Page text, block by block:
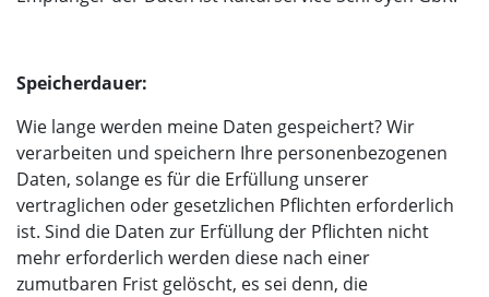
Speicherdauer:
Wie lange werden meine Daten gespeichert? Wir
verarbeiten und speichern Ihre personenbezogenen
Daten, solange es für die Erfüllung unserer
vertraglichen oder gesetzlichen Pflichten erforderlich
ist. Sind die Daten zur Erfüllung der Pflichten nicht
mehr erforderlich werden diese nach einer
zumutbaren Frist gelöscht, es sei denn, die